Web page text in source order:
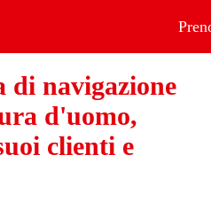
di navigazione
d'uomo,
clienti e